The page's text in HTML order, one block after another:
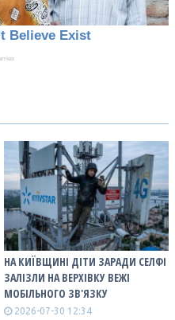
НА КИЇВЩИНІ ДІТИ ЗАРАДИ СЕЛФІ
ЗАЛІЗЛИ НА ВЕРХІВКУ ВЕЖІ
МОБІЛЬНОГО ЗВ'ЯЗКУ
2026-07-30 12:34